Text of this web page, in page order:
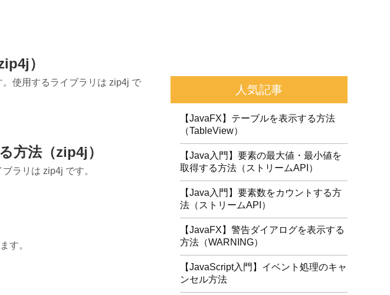
）
使用するライブラリは zip4j で
方法（zip4j）
ラリは zip4j です。
す。
人気記事
【JavaFX】テーブルを表示する方法
（TableView）
【Java入門】要素の最大値・最小値を
取得する方法（ストリームAPI）
【Java入門】要素数をカウントする方
法（ストリームAPI）
【JavaFX】警告ダイアログを表示する
方法（WARNING）
【JavaScript入門】イベント処理のキャ
ンセル方法